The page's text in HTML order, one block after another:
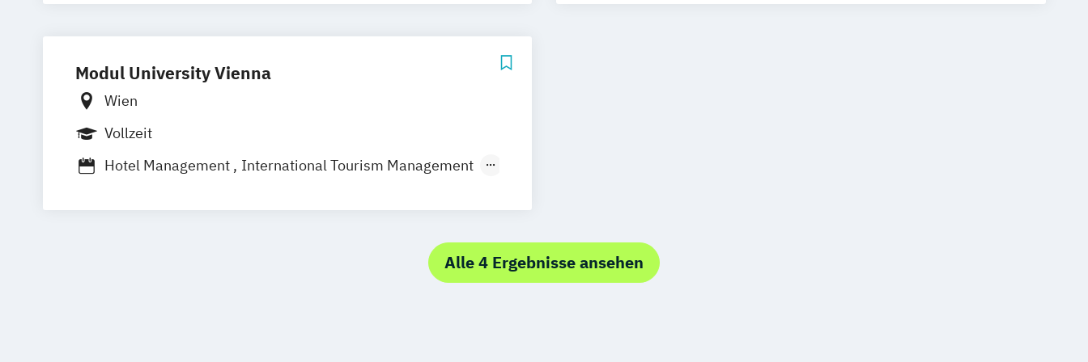
Modul University Vienna
Wien
Vollzeit
Hotel Management
International Tourism Management
Hotel Management and Operations
Alle 4 Ergebnisse ansehen